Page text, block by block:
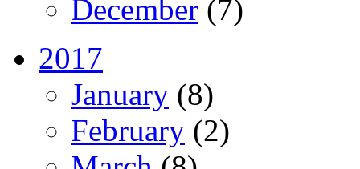
December (7)
2017
January (8)
February (2)